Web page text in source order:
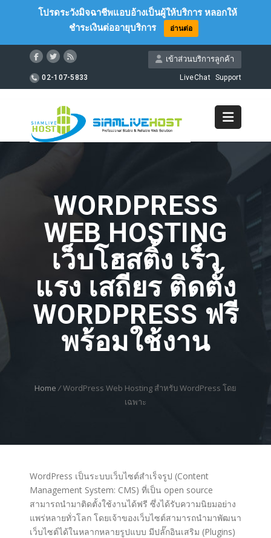
เข้าส่วนบริการลูกค้า
02-107-5833 LiveChat Support
WORDPRESS
WEB HOSTING
เว็บโฮสติ้ง เร็ว
แรง เสถียร ติดตั้ง
WORDPRESS ฟรี
พร้อมใช้งาน
Home /WordPress Web Hosting สำหรับ WordPress โดย
เฉพาะ
WordPress เป็นระบบเว็บไซต์สำเร็จรูป (Content
Management System: CMS) ที่เป็น open source
สามารถนำมาติดตั้งใช้งานได้ฟรี ซึ่งได้รับความนิยมอย่าง
แพร่หลายทั่วโลก โดยเจ้าของเว็บไซต์สามารถนำมาพัฒนา
เว็บไซต์ได้ในหลากหลายรูปแบบ มีปลั๊กอินเสริม (Plugins)
โปรดระวังมิจฉาชีพแอบอ้างเป็นผู้ให้บริการ หลอกให้
ชำระเงินต่ออายุบริการ
อ่านต่อ